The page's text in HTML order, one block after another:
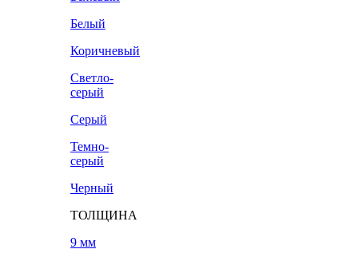
Белый
Коричневый
Светло-
серый
Серый
Темно-
серый
Черный
ТОЛЩИНА
9 мм